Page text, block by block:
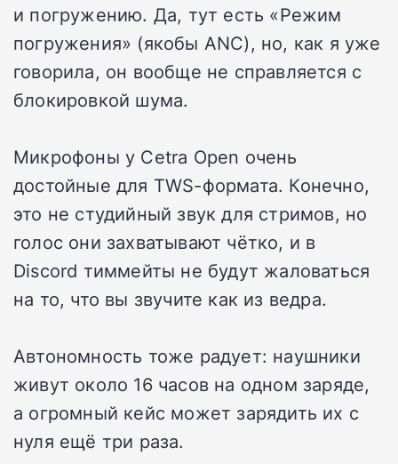
и погружению. Да, тут есть «Режим
погружения» (якобы ANC), но, как я уже
говорила, он вообще не справляется с
блокировкой шума.
Микрофоны у Cetra Open очень
достойные для TWS-формата. Конечно,
это не студийный звук для стримов, но
голос они захватывают чётко, и в
Discord тиммейты не будут жаловаться
на то, что вы звучите как из ведра.
Автономность тоже радует: наушники
живут около 16 часов на одном заряде,
а огромный кейс может зарядить их с
нуля ещё три раза.